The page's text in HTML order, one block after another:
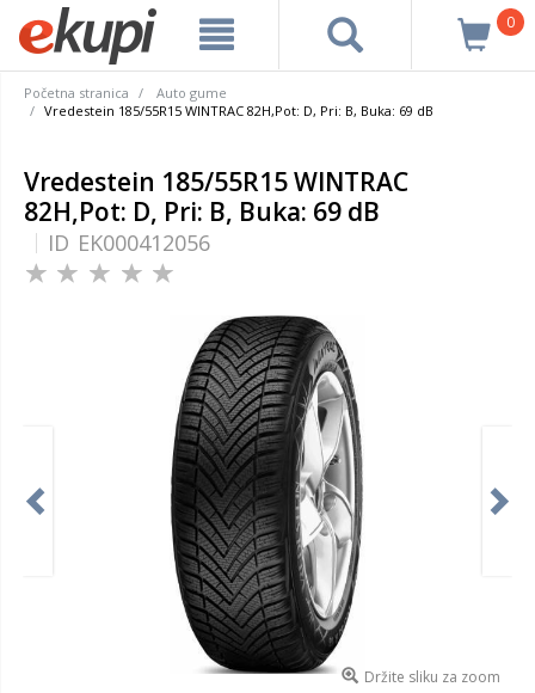
0
Početna stranica
Auto gume
Vredestein 185/55R15 WINTRAC 82H,Pot: D, Pri: B, Buka: 69 dB
Vredestein 185/55R15 WINTRAC
82H,Pot: D, Pri: B, Buka: 69 dB
ID EK000412056
Držite sliku za zoom